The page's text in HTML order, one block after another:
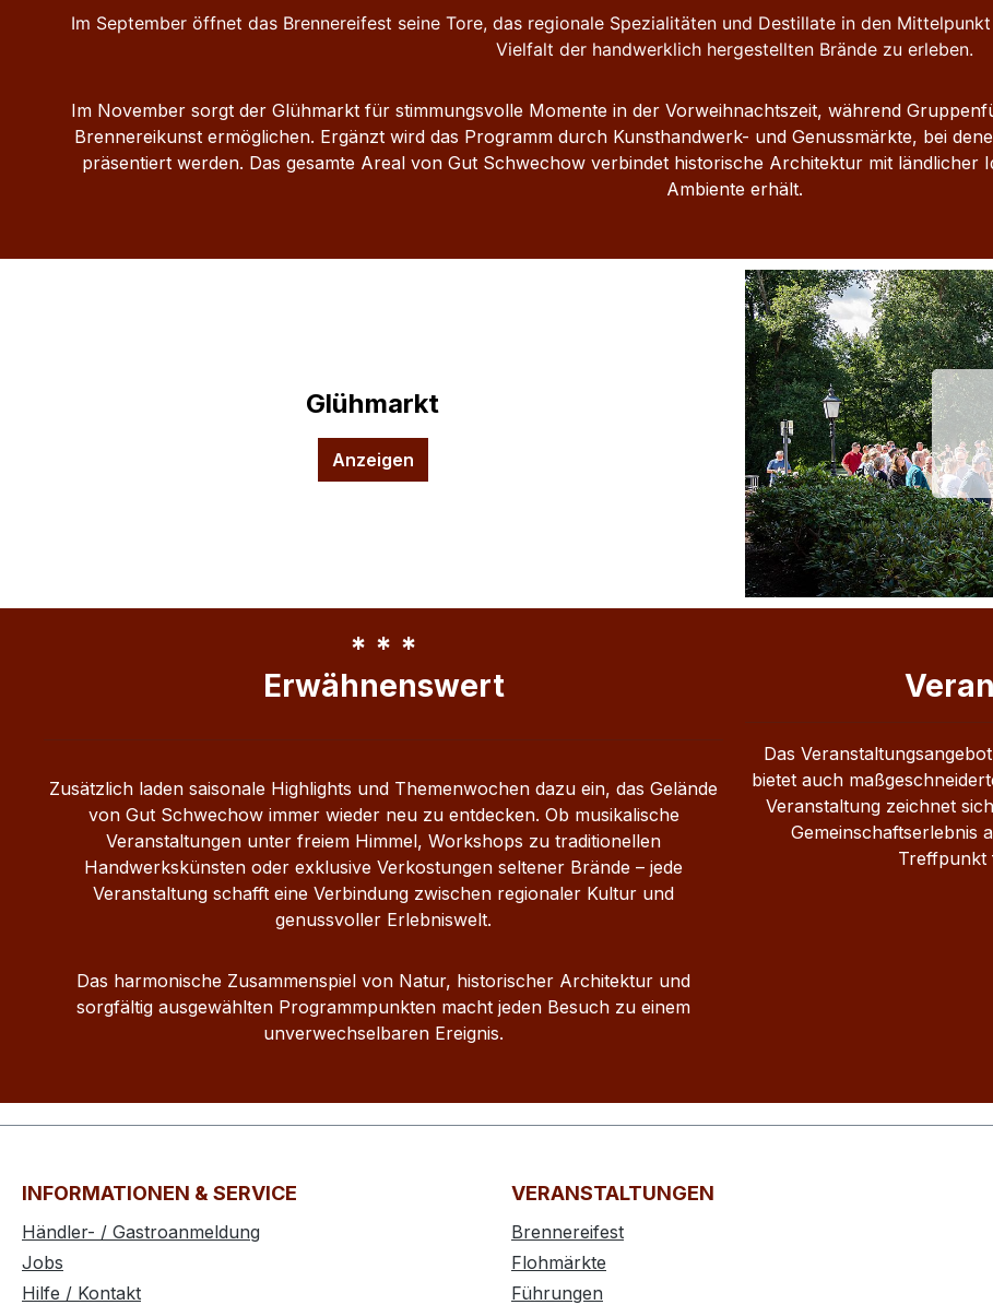
Im September öffnet das Brennereifest seine Tore, das regionale Spezialitäten und Destillate in den
Vielfalt der handwerklich hergestellten Brände zu erleben.
Im November sorgt der Glühmarkt für stimmungsvolle Momente in der Vorweihnachtszeit, während
Brennereikunst ermöglichen. Ergänzt wird das Programm durch Kunsthandwerk- und Genussmärkte, bei
präsentiert werden. Das gesamte Areal von Gut Schwechow verbindet historische Architektur mit ländlicher
Ambiente erhält.
Glühmarkt
Anzeigen
* * *
Erwähnenswert
Zusätzlich laden saisonale Highlights und Themenwochen dazu ein, das Gelände
von Gut Schwechow immer wieder neu zu entdecken. Ob musikalische
Veranstaltungen unter freiem Himmel, Workshops zu traditionellen
Handwerkskünsten oder exklusive Verkostungen seltener Brände – jede
Veranstaltung schafft eine Verbindung zwischen regionaler Kultur und
genussvoller Erlebniswelt.
Das harmonische Zusammenspiel von Natur, historischer Architektur und
sorgfältig ausgewählten Programmpunkten macht jeden Besuch zu einem
unverwechselbaren Ereignis.
Das
bietet auch
Veranstaltung zeichnet
Gemeinschaftserlebnis
Treffpunkt
INFORMATIONEN & SERVICE
Händler- / Gastroanmeldung
Jobs
Hilfe / Kontakt
VERANSTALTUNGEN
Brennereifest
Flohmärkte
Führungen